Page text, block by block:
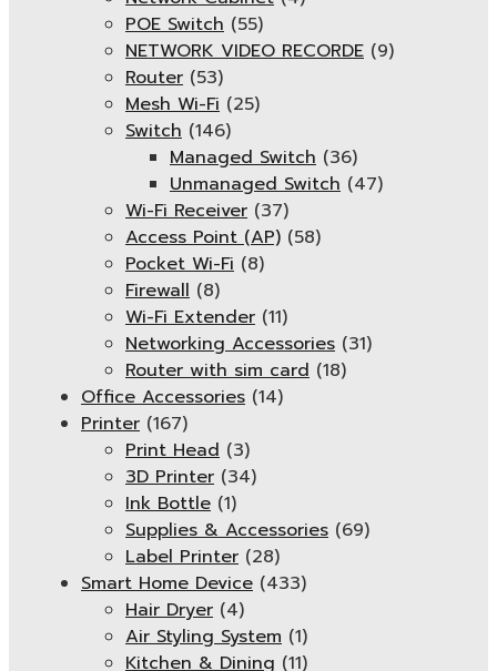
POE Switch (55)
NETWORK VIDEO RECORDE (9)
Router (53)
Mesh Wi-Fi (25)
Switch (146)
Managed Switch (36)
Unmanaged Switch (47)
Wi-Fi Receiver (37)
Access Point (AP) (58)
Pocket Wi-Fi (8)
Firewall (8)
Wi-Fi Extender (11)
Networking Accessories (31)
Router with sim card (18)
Office Accessories (14)
Printer (167)
Print Head (3)
3D Printer (34)
Ink Bottle (1)
Supplies & Accessories (69)
Label Printer (28)
Smart Home Device (433)
Hair Dryer (4)
Air Styling System (1)
Kitchen & Dining (11)